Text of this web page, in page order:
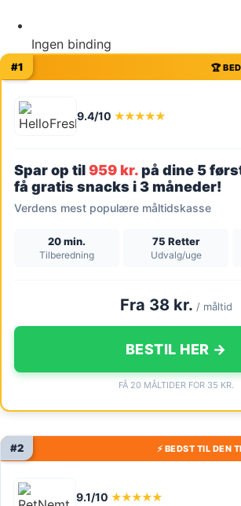
Ingen binding
🏆
#1
9.4/10 ★★★★★
Spar op til959 kr.på dine 5
få gratis snacks i 3 måneder!
Verdens mest populære måltidskasse
20 min.
Tilberedning
75 Retter
Udvalg/uge
Fra 38 kr. / måltid
BESTIL HER →
FÅ 20 MÅLTIDER FOR 35 KR.
⚡ BEDST TIL DEN
#2
9.1/10 ★★★★★